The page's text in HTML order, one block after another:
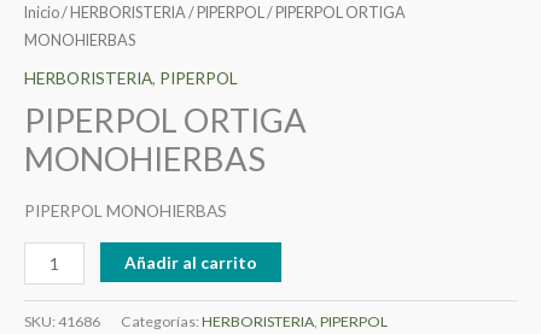
Inicio/ HERBORISTERIA/ PIPERPOL/ PIPERPOL ORTIGA
MONOHIERBAS
HERBORISTERIA, PIPERPOL
PIPERPOL ORTIGA
MONOHIERBAS
PIPERPOL MONOHIERBAS
Añadir al carrito
SKU: 41686 Categorías: HERBORISTERIA, PIPERPOL